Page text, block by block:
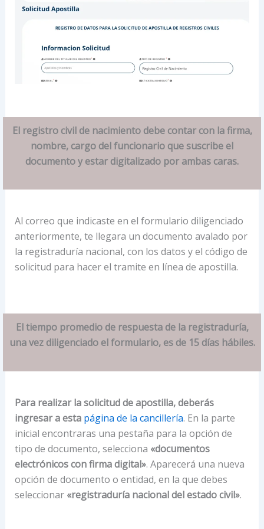
El registro civil de nacimiento debe contar con la firma,
nombre, cargo del funcionario que suscribe el
documento y estar digitalizado por ambas caras.
Al correo que indicaste en el formulario diligenciado
anteriormente, te llegara un documento avalado por
la registraduría nacional, con los datos y el código de
solicitud para hacer el tramite en línea de apostilla.
El tiempo promedio de respuesta de la registraduría,
una vez diligenciado el formulario, es de 15 días hábiles.
Para realizar la solicitud de apostilla, deberás
ingresar a esta página de la cancillería. En la parte
inicial encontraras una pestaña para la opción de
tipo de documento, selecciona «documentos
electrónicos con firma digital». Aparecerá una nueva
opción de documento o entidad, en la que debes
seleccionar «registraduría nacional del estado civil».